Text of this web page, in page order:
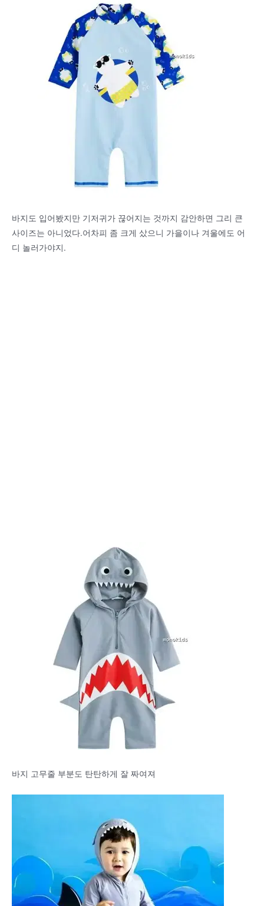
바지도 입어봤지만 기저귀가 끊어지는 것까지 감안하면 그리 큰
사이즈는 아니었다.어차피 좀 크게 샀으니 가을이나 겨울에도 어
디 놀러가야지.
바지 고무줄 부분도 탄탄하게 잘 짜여져